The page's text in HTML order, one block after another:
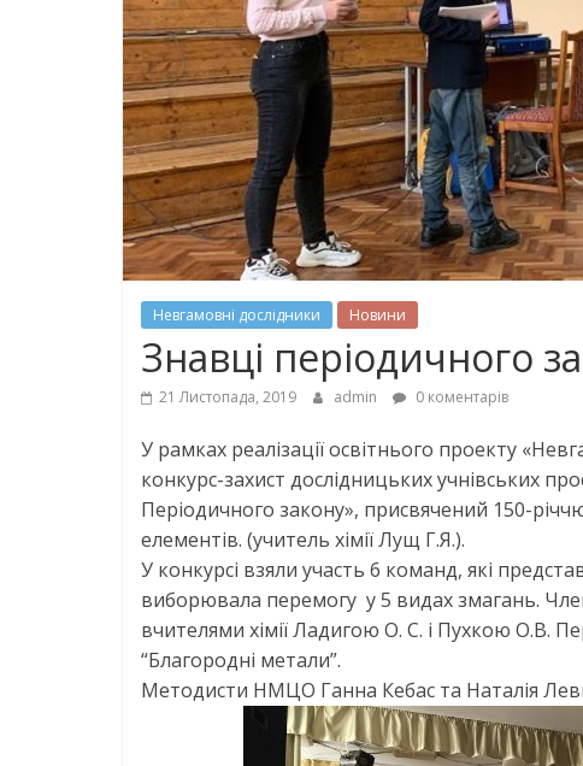
Невгамовні дослідники Новини
Знавці періодичного
21 Листопада, 2019 admin 0 коментарів
У рамках реалізації освітнього проекту
конкурс-захист дослідницьких учнівських
Періодичного закону», присвячений 150-
елементів. (учитель хімії Лущ Г.Я.).
У конкурсі взяли участь 6 команд, які
виборювала перемогу у 5 видах змагань.
вчителями хімії Ладигою О. С. і Пухкою О.В.
“Благородні метали”.
Методисти НМЦО Ганна Кебас та Наталія